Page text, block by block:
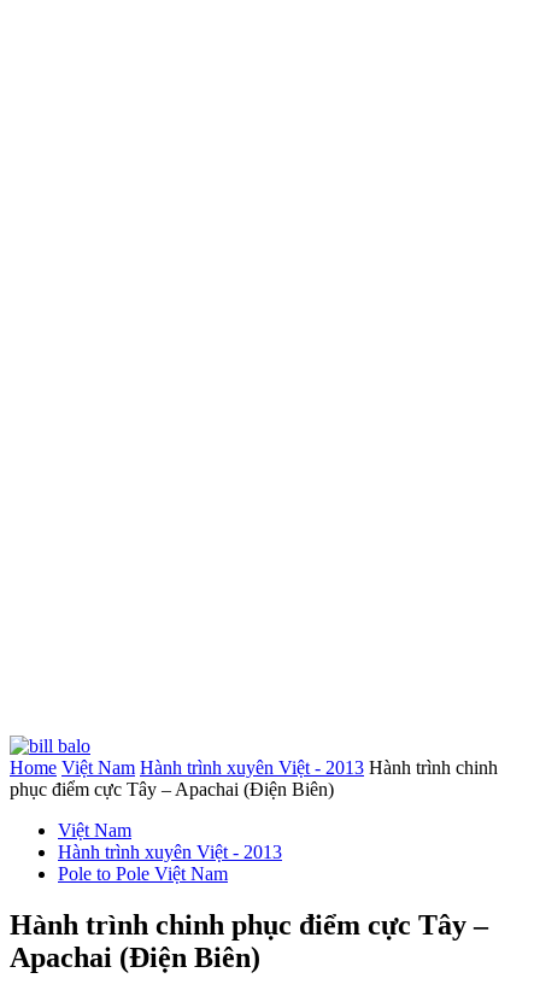
Home Việt Nam Hành trình xuyên Việt - 2013 Hành trình chinh
phục điểm cực Tây – Apachai (Điện Biên)
Việt Nam
Hành trình xuyên Việt - 2013
Pole to Pole Việt Nam
Hành trình chinh phục điểm cực Tây –
Apachai (Điện Biên)